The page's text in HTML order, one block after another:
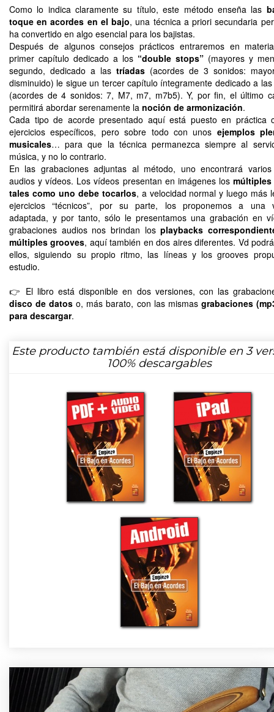
Como lo indica claramente su título, este método enseña las
toque en acordes en el bajo, una técnica a priori secundaria
ha convertido en algo esencial para los bajistas.
Después de algunos consejos prácticos entraremos en
primer capítulo dedicado a los “double stops” (mayores y
segundo, dedicado a las tríadas (acordes de 3 sonidos:
disminuido) le sigue un tercer capítulo íntegramente dedicado a las
(acordes de 4 sonidos: 7, M7, m7, m7b5). Y, por fin, el último
permitirá abordar serenamente la noción de armonización.
Cada tipo de acorde presentado aquí está puesto en práctica
ejercicios específicos, pero sobre todo con unos ejemplos
musicales… para que la técnica permanezca siempre al
música, y no lo contrario.
En las grabaciones adjuntas al método, uno encontrará varios
audios y vídeos. Los vídeos presentan en imágenes los
tales como uno debe tocarlos, a velocidad normal y luego más
ejercicios “técnicos”, por su parte, los proponemos a una
adaptada, y por tanto, sólo le presentamos una grabación en
grabaciones audios nos brindan losplaybacks
múltiples grooves, aquí también en dos aires diferentes. Vd
ellos, siguiendo su propio ritmo, las líneas y los grooves
estudio.
👉 El libro está disponible en dos versiones, con las
disco de datos o, más barato, con las mismas grabaciones
para descargar.
Este producto también está disponible en 3
100% descargables